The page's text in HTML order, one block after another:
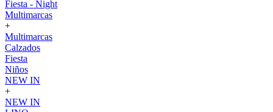
Fiesta - Night
Multimarcas
+
Multimarcas
Calzados
Fiesta
Niños
NEW IN
+
NEW IN